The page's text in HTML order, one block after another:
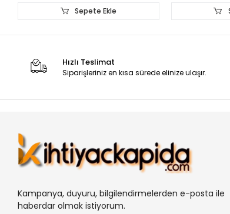
Sepete Ekle
Hızlı Teslimat
Siparişleriniz en kısa sürede elinize ulaşır.
Kampanya, duyuru, bilgilendirmelerden e-posta ile
haberdar olmak istiyorum.